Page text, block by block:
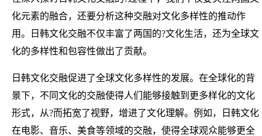
化元素的融合，还要分析这种交融对文化多样性的推动作
用。日韩文化交融不仅丰富了两国的?文化生活，还为全球文
化的多样性和包容性做出了贡献。
日韩文化交融促进了全球文化多样性的发展。在全球化的背
景下，不同文化的交融使得人们能够接触到更多样化的文化
形式，从?而拓宽了视野，增进了文化理解。例如，日韩文化
在电影、音乐、美食等领域的交融，使得全球观众能够更全